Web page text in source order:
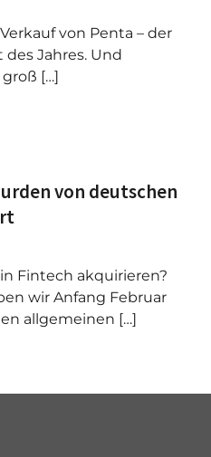
von Penta – der
Jahres. Und
[…]
von deutschen
Fintech akquirieren?
wir Anfang Februar
allgemeinen […]